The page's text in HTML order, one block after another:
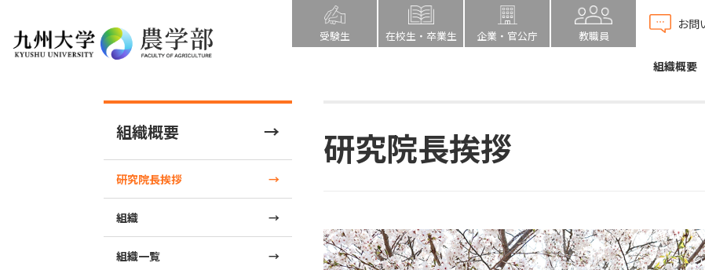
受験生 在校生・卒業生 企業・官公庁 教職員
お問
組織概要
組織概要
研究院長挨拶
組織
組織一覧
研究院長挨拶